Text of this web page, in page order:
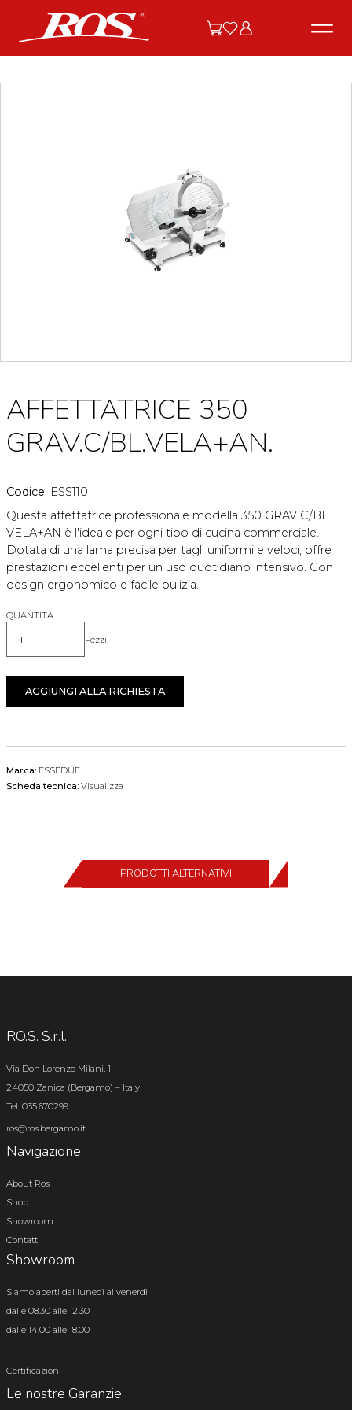
AFFETTATRICE 350
GRAV.C/BL.VELA+AN.
Codice: ESS110
Questa affettatrice professionale modella 350 GRAV C/BL
VELA+AN è l'ideale per ogni tipo di cucina commerciale.
Dotata di una lama precisa per tagli uniformi e veloci, offre
prestazioni eccellenti per un uso quotidiano intensivo. Con
design ergonomico e facile pulizia.
QUANTITÀ
Quantità Pezzi
AGGIUNGI ALLA RICHIESTA
Marca: ESSEDUE
Scheda tecnica: Visualizza
PRODOTTI ALTERNATIVI
RO.S. S.r.l.
Via Don Lorenzo Milani, 1
24050 Zanica (Bergamo) – Italy
Tel. 035.670299
ros@ros.bergamo.it
Navigazione
About Ros
Shop
Showroom
Contatti
Showroom
Siamo aperti dal lunedì al venerdì
dalle 08.30 alle 12.30
dalle 14.00 alle 18.00
Certificazioni
Le nostre Garanzie